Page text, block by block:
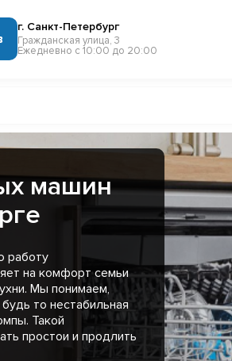
г. Санкт-Петербург
Гражданская улица, 3
Ежедневно с 10:00 до 20:00
машин
работу
на комфорт семьи
Мы понимаем,
то нестабильная
Такой
простои и продлить